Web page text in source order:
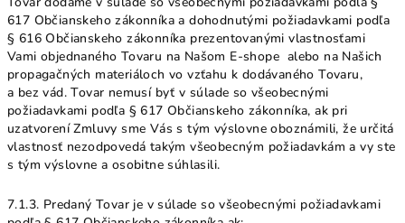
617 Občianskeho zákonníka a dohodnutými požiadavkami podľa
§ 616 Občianskeho zákonníka prezentovanými vlastnosťami
Vami objednaného Tovaru na Našom E-shope alebo na Našich
propagačných materiáloch vo vzťahu k dodávaného Tovaru,
a bez vád. Tovar nemusí byť v súlade so všeobecnými
požiadavkami podľa § 617 Občianskeho zákonníka, ak pri
uzatvorení Zmluvy sme Vás s tým výslovne oboznámili, že určitá
vlastnosť nezodpovedá takým všeobecným požiadavkám a vy ste
s tým výslovne a osobitne súhlasili.
7.1.3. Predaný Tovar je v súlade so všeobecnými požiadavkami